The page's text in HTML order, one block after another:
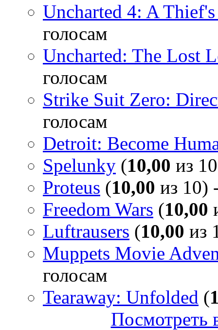
Uncharted 4: A
голосам
Uncharted: The Lost
голосам
Strike Suit Zero:
голосам
Detroit: Become
Spelunky (10,00 из
Proteus (10,00 из 10)
Freedom Wars (10,00
Luftrausers (10,00 из
Muppets Movie
голосам
Tearaway: Unfolded (
Посмотреть